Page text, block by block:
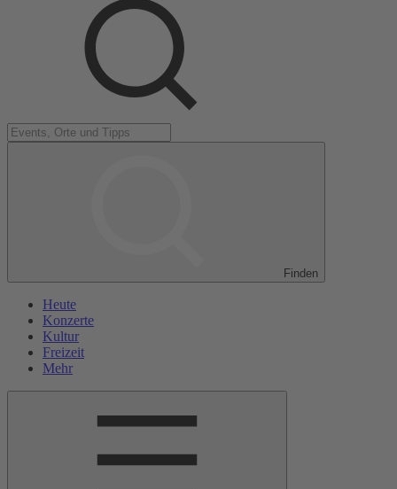
Finden
Heute
Konzerte
Kultur
Freizeit
Mehr